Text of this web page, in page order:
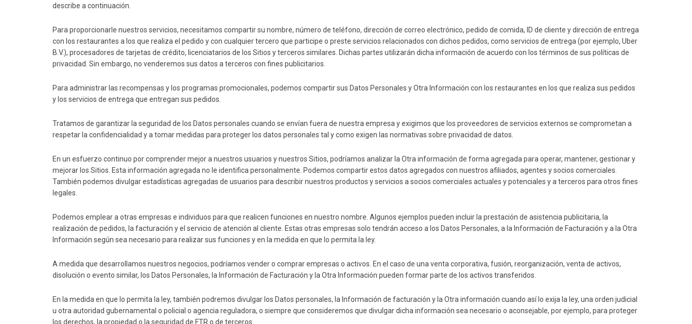
describe a continuación.
Para proporcionarle nuestros servicios, necesitamos compartir su nombre, número de teléfono, dirección de correo electrónico, pedido de comida, ID de cliente y dirección de entrega
con los restaurantes a los que realiza el pedido y con cualquier tercero que participe o preste servicios relacionados con dichos pedidos, como servicios de entrega (por ejemplo, Uber
B.V.), procesadores de tarjetas de crédito, licenciatarios de los Sitios y terceros similares. Dichas partes utilizarán dicha información de acuerdo con los términos de sus políticas de
privacidad. Sin embargo, no venderemos sus datos a terceros con fines publicitarios.
Para administrar las recompensas y los programas promocionales, podemos compartir sus Datos Personales y Otra Información con los restaurantes en los que realiza sus pedidos
y los servicios de entrega que entregan sus pedidos.
Tratamos de garantizar la seguridad de los Datos personales cuando se envían fuera de nuestra empresa y exigimos que los proveedores de servicios externos se comprometan a
respetar la confidencialidad y a tomar medidas para proteger los datos personales tal y como exigen las normativas sobre privacidad de datos.
En un esfuerzo continuo por comprender mejor a nuestros usuarios y nuestros Sitios, podríamos analizar la Otra información de forma agregada para operar, mantener, gestionar y
mejorar los Sitios. Esta información agregada no le identifica personalmente. Podemos compartir estos datos agregados con nuestros afiliados, agentes y socios comerciales.
También podemos divulgar estadísticas agregadas de usuarios para describir nuestros productos y servicios a socios comerciales actuales y potenciales y a terceros para otros fines
legales.
Podemos emplear a otras empresas e individuos para que realicen funciones en nuestro nombre. Algunos ejemplos pueden incluir la prestación de asistencia publicitaria, la
realización de pedidos, la facturación y el servicio de atención al cliente. Estas otras empresas solo tendrán acceso a los Datos Personales, a la Información de Facturación y a la Otra
Información según sea necesario para realizar sus funciones y en la medida en que lo permita la ley.
A medida que desarrollamos nuestros negocios, podríamos vender o comprar empresas o activos. En el caso de una venta corporativa, fusión, reorganización, venta de activos,
disolución o evento similar, los Datos Personales, la Información de Facturación y la Otra Información pueden formar parte de los activos transferidos.
En la medida en que lo permita la ley, también podremos divulgar los Datos personales, la Información de facturación y la Otra información cuando así lo exija la ley, una orden judicial
u otra autoridad gubernamental o policial o agencia reguladora, o siempre que consideremos que divulgar dicha información sea necesario o aconsejable, por ejemplo, para proteger
los derechos, la propiedad o la seguridad de FTR o de terceros.